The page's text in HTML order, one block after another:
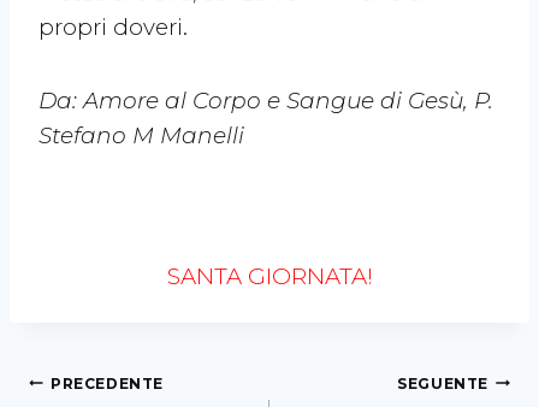
propri doveri.
Da: Amore al Corpo e Sangue di Gesù, P.
Stefano M Manelli
SANTA GIORNATA!
PRECEDENTE SEGUENTE